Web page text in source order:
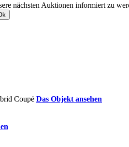
nächsten Auktionen informiert zu
Das Objekt ansehen